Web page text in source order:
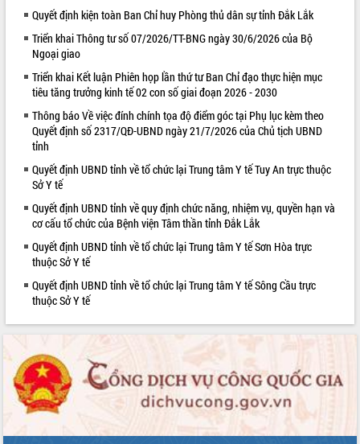
Loading the player...
Khám bệnh, cấp phát thuốc miễn phí
và tặng quà người dân xã Cư Pui
Hội nghị UBND tỉnh Đắk Lắk thường kỳ
tháng 7/2026
Lễ truy tặng danh hiệu “Bà Mẹ Việt
Nam Anh hùng” và trao Huân chương
Lao động
UBND tỉnh Đắk Lắk triển khai nhiệm
vụ 6 tháng cuối năm 2026
tỉnh khóa XI quyết nghị nhiều nội dung
quan trọng
Bí thư Tỉnh ủy Lương Nguyễn Minh
Triết thăm, tặng quà người có công với
cách mạng
Rà soát, hoàn thiện hệ thống thiết chế
phát triển mới
Thường trực HĐND tỉnh Đắk Lắk gặp
mặt Đoàn chuyên gia y tế TP. Hồ Chí
Minh
Lễ truy điệu và an táng hài cốt liệt sĩ
tại Nghĩa trang Liệt sĩ xã Sơn Hòa
Quyết định kiện toàn Ban Chỉ huy Phòng thủ dân sự tỉnh Đắk Lắk
Triển khai Thông tư số 07/2026/TT-BNG ngày 30/6/2026 của Bộ
Ngoại giao
Triển khai Kết luận Phiên họp lần thứ tư Ban Chỉ đạo thực hiện mục
tiêu tăng trưởng kinh tế 02 con số giai đoạn 2026 - 2030
Thông báo Về việc đính chính tọa độ điểm góc tại Phụ lục kèm theo
Quyết định số 2317/QĐ-UBND ngày 21/7/2026 của Chủ tịch UBND
tỉnh
Quyết định UBND tỉnh về tổ chức lại Trung tâm Y tế Tuy An trực thuộc
Sở Y tế
Quyết định UBND tỉnh về quy định chức năng, nhiệm vụ, quyền hạn và
cơ cấu tổ chức của Bệnh viện Tâm thần tỉnh Đắk Lắk
Quyết định UBND tỉnh về tổ chức lại Trung tâm Y tế Sơn Hòa trực
thuộc Sở Y tế
Quyết định UBND tỉnh về tổ chức lại Trung tâm Y tế Sông Cầu trực
thuộc Sở Y tế